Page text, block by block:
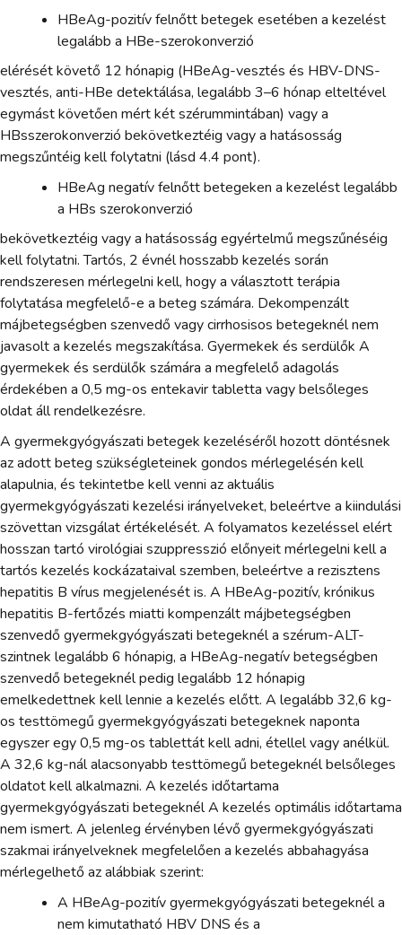
HBeAg-pozitív felnőtt betegek esetében a kezelést
legalább a HBe-szerokonverzió
elérését követő 12 hónapig (HBeAg-vesztés és HBV-DNS-
vesztés, anti-HBe detektálása, legalább 3–6 hónap elteltével
egymást követően mért két szérummintában) vagy a
HBsszerokonverzió bekövetkeztéig vagy a hatásosság
megszűntéig kell folytatni (lásd 4.4 pont).
HBeAg negatív felnőtt betegeken a kezelést legalább
a HBs szerokonverzió
bekövetkeztéig vagy a hatásosság egyértelmű megszűnéséig
kell folytatni. Tartós, 2 évnél hosszabb kezelés során
rendszeresen mérlegelni kell, hogy a választott terápia
folytatása megfelelő-e a beteg számára. Dekompenzált
májbetegségben szenvedő vagy cirrhosisos betegeknél nem
javasolt a kezelés megszakítása. Gyermekek és serdülők A
gyermekek és serdülők számára a megfelelő adagolás
érdekében a 0,5 mg-os entekavir tabletta vagy belsőleges
oldat áll rendelkezésre.
A gyermekgyógyászati betegek kezeléséről hozott döntésnek
az adott beteg szükségleteinek gondos mérlegelésén kell
alapulnia, és tekintetbe kell venni az aktuális
gyermekgyógyászati kezelési irányelveket, beleértve a kiindulási
szövettan vizsgálat értékelését. A folyamatos kezeléssel elért
hosszan tartó virológiai szuppresszió előnyeit mérlegelni kell a
tartós kezelés kockázataival szemben, beleértve a rezisztens
hepatitis B vírus megjelenését is. A HBeAg-pozitív, krónikus
hepatitis B-fertőzés miatti kompenzált májbetegségben
szenvedő gyermekgyógyászati betegeknél a szérum-ALT-
szintnek legalább 6 hónapig, a HBeAg-negatív betegségben
szenvedő betegeknél pedig legalább 12 hónapig
emelkedettnek kell lennie a kezelés előtt. A legalább 32,6 kg-
os testtömegű gyermekgyógyászati betegeknek naponta
egyszer egy 0,5 mg-os tablettát kell adni, étellel vagy anélkül.
A 32,6 kg-nál alacsonyabb testtömegű betegeknél belsőleges
oldatot kell alkalmazni. A kezelés időtartama
gyermekgyógyászati betegeknél A kezelés optimális időtartama
nem ismert. A jelenleg érvényben lévő gyermekgyógyászati
szakmai irányelveknek megfelelően a kezelés abbahagyása
mérlegelhető az alábbiak szerint:
A HBeAg-pozitív gyermekgyógyászati betegeknél a
nem kimutatható HBV DNS és a